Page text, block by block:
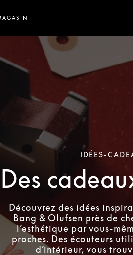
IDÉES-
Des
Découvrez des idées
Bang & Olufsen près de
l’esthétique par vous-
proches. Des écouteurs
d’intérieur, vous